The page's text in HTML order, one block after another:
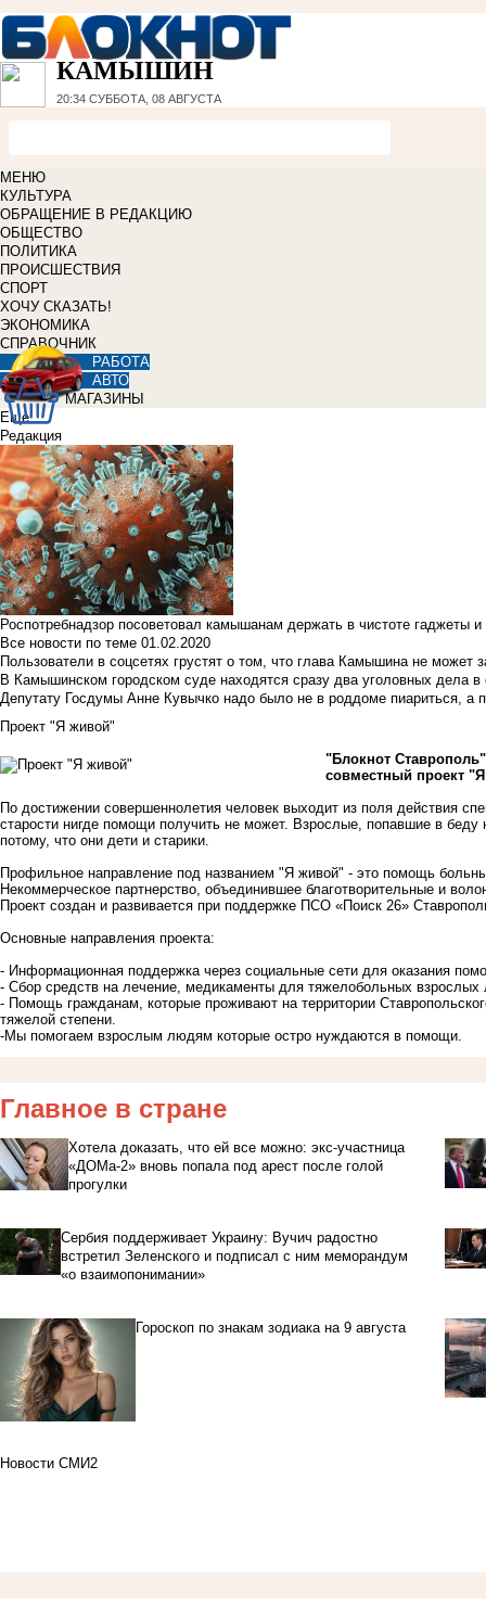
КАМЫШИН
20:34 СУББОТА, 08 АВГУСТА
МЕНЮ
КУЛЬТУРА
ОБРАЩЕНИЕ В РЕДАКЦИЮ
ОБЩЕСТВО
ПОЛИТИКА
ПРОИСШЕСТВИЯ
СПОРТ
ХОЧУ СКАЗАТЬ!
ЭКОНОМИКА
СПРАВОЧНИК
РАБОТА
АВТО
МАГАЗИНЫ
Еще
Редакция
Роспотребнадзор посоветовал камышанам держать в чистоте гаджеты
Все новости по теме 01.02.2020
Пользователи в соцсетях грустят о том, что глава Камышина не может
В Камышинском городском суде находятся сразу два уголовных дела
Депутату Госдумы Анне Кувычко надо было не в роддоме пиариться, а
Проект "Я живой"
"Блокнот
совместный проект
По достижении совершеннолетия человек выходит из поля действия
старости нигде помощи получить не может. Взрослые, попавшие в
потому, что они дети и старики.
Профильное направление под названием "Я живой" - это помощь
Некоммерческое партнерство, объединившее благотворительные и
Проект создан и развивается при поддержке ПСО «Поиск 26»
Основные направления проекта:
- Информационная поддержка через социальные сети для оказания
- Сбор средств на лечение, медикаменты для тяжелобольных
- Помощь гражданам, которые проживают на территории
тяжелой степени.
-Мы помогаем взрослым людям которые остро нуждаются в помощи.
Главное в стране
Хотела доказать, что ей все можно: экс-участница
«ДОМа-2» вновь попала под арест после голой
прогулки
Сербия поддерживает Украину: Вучич радостно
встретил Зеленского и подписал с ним меморандум
«о взаимопонимании»
Гороскоп по знакам зодиака на 9 августа
Новости СМИ2